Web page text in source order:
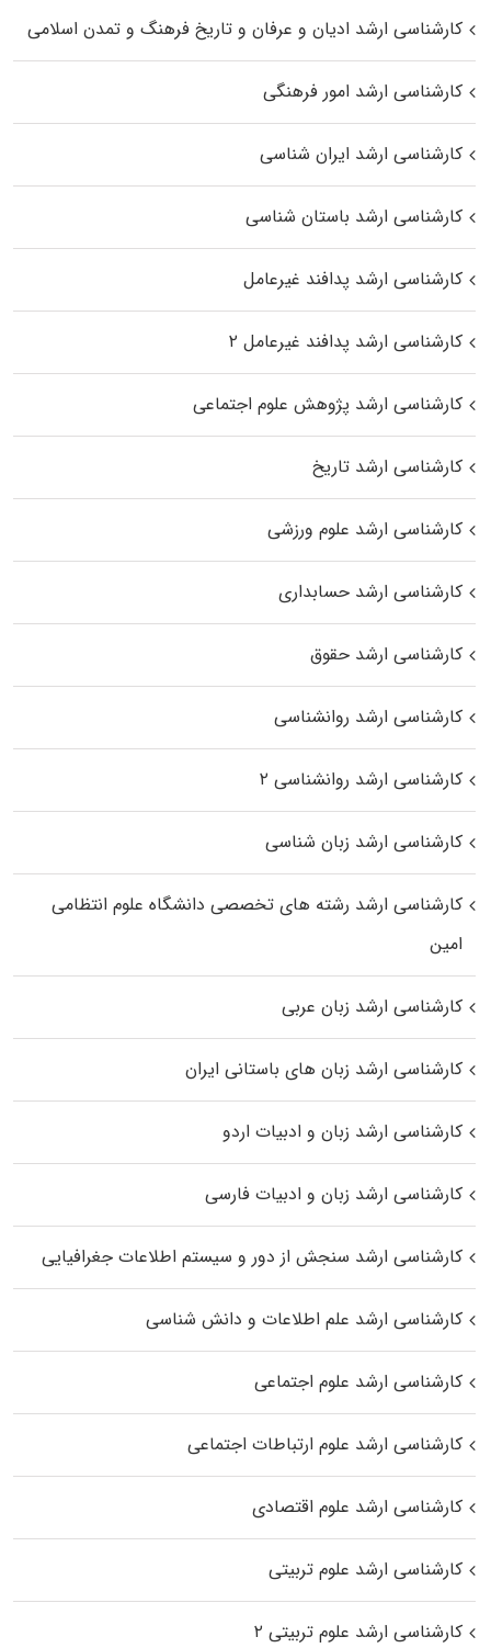
کارشناسی ارشد ادیان و عرفان و تاریخ فرهنگ و تمدن اسلامی
کارشناسی ارشد امور فرهنگی
کارشناسی ارشد ایران شناسی
کارشناسی ارشد باستان شناسی
کارشناسی ارشد پدافند غیرعامل
کارشناسی ارشد پدافند غیرعامل ۲
کارشناسی ارشد پژوهش علوم اجتماعی
کارشناسی ارشد تاریخ
کارشناسی ارشد علوم ورزشی
کارشناسی ارشد حسابداری
کارشناسی ارشد حقوق
کارشناسی ارشد روانشناسی
کارشناسی ارشد روانشناسی ۲
کارشناسی ارشد زبان شناسی
کارشناسی ارشد رﺷﺘﻪ ﻫﺎی تخصصی داﻧﺸﮕﺎه ﻋﻠﻮم انتظامی
اﻣﻴﻦ
کارشناسی ارشد زبان عربی
کارشناسی ارشد زبان‌ های باستانی ایران
کارشناسی ارشد زبان و ادبیات اردو
کارشناسی ارشد زبان و ادبیات فارسی
کارشناسی ارشد سنجش از دور و سیستم اطلاعات جغرافیایی
کارشناسی ارشد علم اطلاعات و دانش شناسی
کارشناسی ارشد علوم اجتماعی
کارشناسی ارشد علوم ارتباطات اجتماعی
کارشناسی ارشد علوم اقتصادی
کارشناسی ارشد علوم تربیتی
کارشناسی ارشد علوم تربیتی ۲